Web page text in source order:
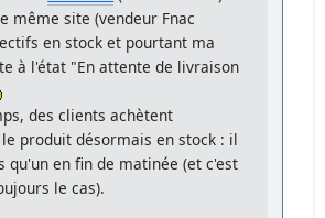
même site (vendeur Fnac
en stock et pourtant ma
à l'état "En attente de livraison
des clients achètent
produit désormais en stock : il
qu'un en fin de matinée (et c'est
le cas).